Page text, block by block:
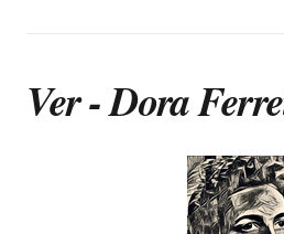
Ver - Dora